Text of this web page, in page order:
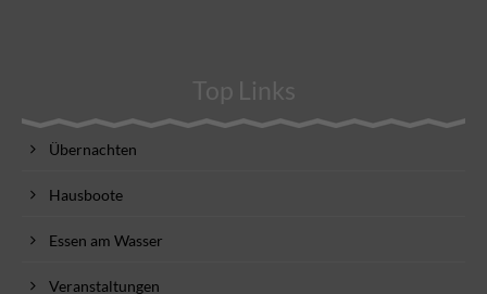
Top Links
Übernachten
Hausboote
Essen am Wasser
Veranstaltungen